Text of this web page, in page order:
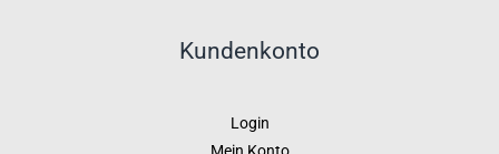
Kundenkonto
Login
Mein Konto